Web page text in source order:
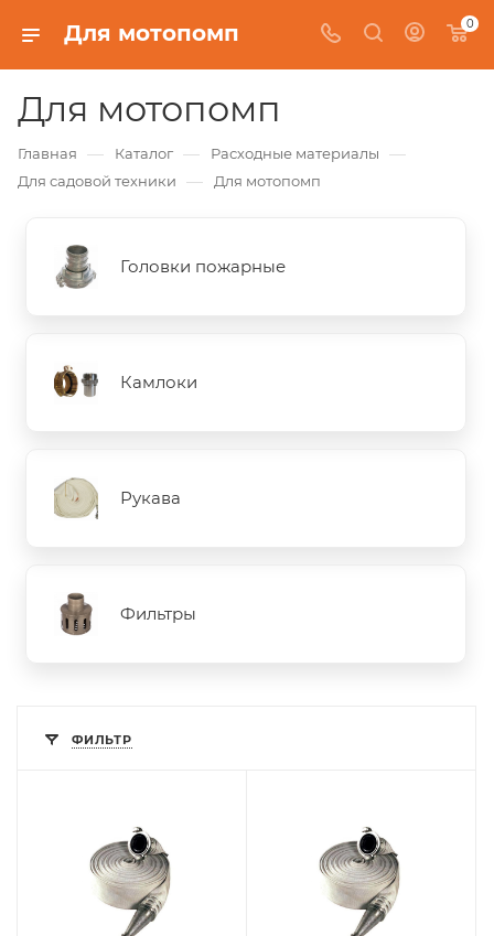
Для мотопомп 0
Для мотопомп
Главная — Каталог — Расходные материалы —
Для садовой техники — Для мотопомп
Головки пожарные
Камлоки
Рукава
Фильтры
ФИЛЬТР